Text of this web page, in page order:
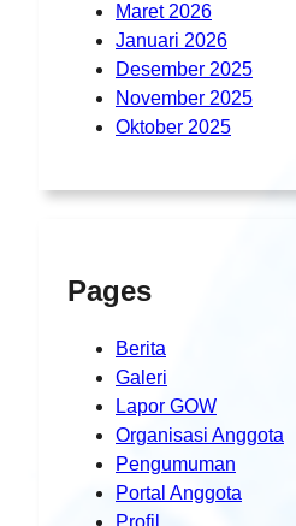
Maret 2026
Januari 2026
Desember 2025
November 2025
Oktober 2025
Pages
Berita
Galeri
Lapor GOW
Organisasi Anggota
Pengumuman
Portal Anggota